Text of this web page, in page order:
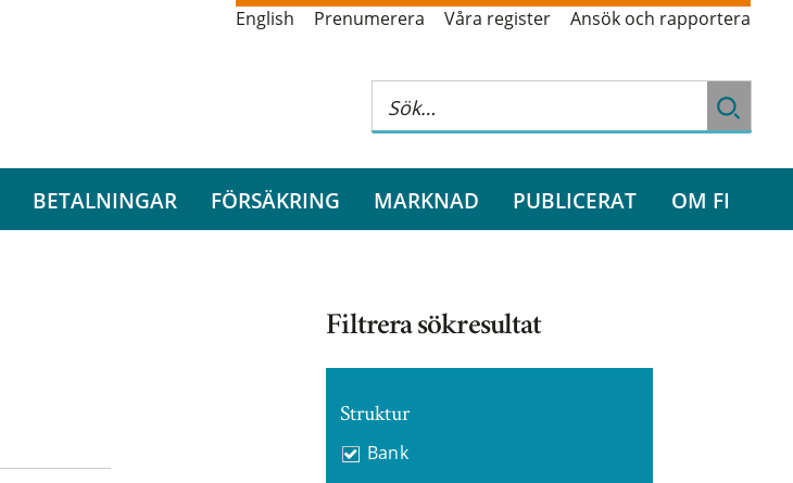
English Prenumerera Våra register Ansök och rapportera
BETALNINGAR FÖRSÄKRING MARKNAD PUBLICERAT OM FI
Filtrera sökresultat
Struktur
Bank